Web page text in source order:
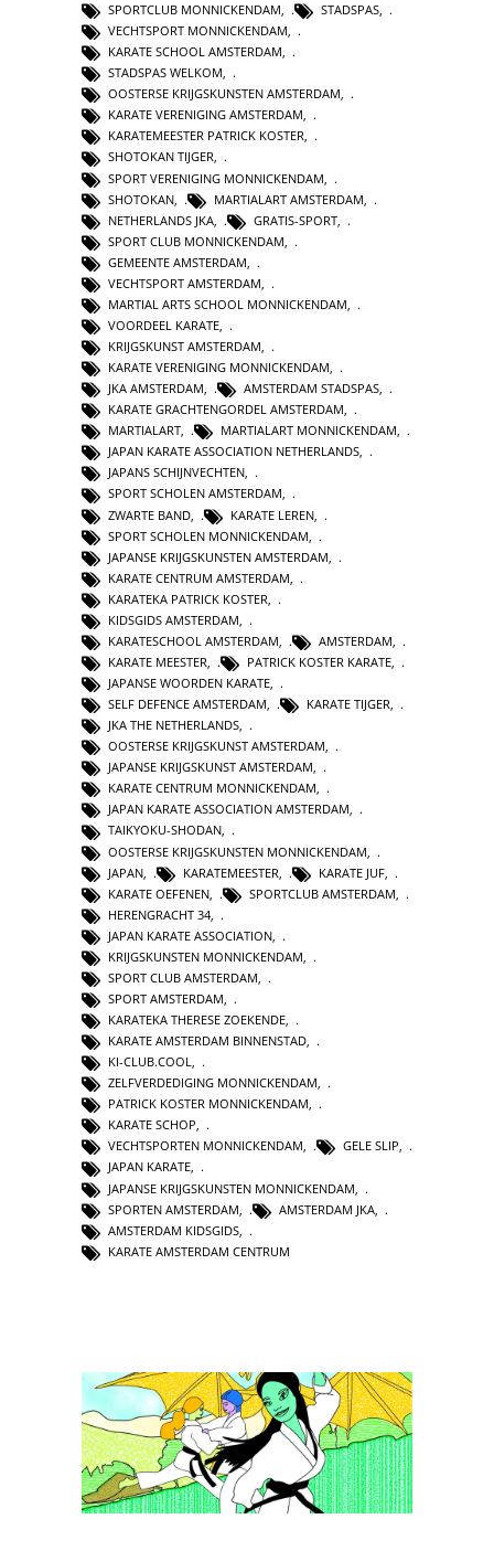
SPORTCLUB MONNICKENDAM, STADSPAS,
VECHTSPORT MONNICKENDAM,
KARATE SCHOOL AMSTERDAM,
STADSPAS WELKOM,
OOSTERSE KRIJGSKUNSTEN AMSTERDAM,
KARATE VERENIGING AMSTERDAM,
KARATEMEESTER PATRICK KOSTER,
SHOTOKAN TIJGER,
SPORT VERENIGING MONNICKENDAM
SHOTOKAN
MARTIALART AMSTERDAM
NETHERLANDS JKA
GRATIS-SPORT
SPORT CLUB MONNICKENDAM
GEMEENTE AMSTERDAM
VECHTSPORT AMSTERDAM
MARTIAL ARTS SCHOOL MONNICKENDAM
VOORDEEL KARATE
KRIJGSKUNST AMSTERDAM,
KARATE VERENIGING MONNICKENDAM,
JKA AMSTERDAM, AMSTERDAM STADSPAS,
KARATE GRACHTENGORDEL AMSTERDAM,
MARTIALART, MARTIALART MONNICKENDAM,
JAPAN KARATE ASSOCIATION NETHERLANDS,
JAPANS SCHIJNVECHTEN,
SPORT SCHOLEN AMSTERDAM,
ZWARTE BAND
KARATE LEREN
SPORT SCHOLEN MONNICKENDAM
JAPANSE KRIJGSKUNSTEN AMSTERDAM
KARATE CENTRUM AMSTERDAM
KARATEKA PATRICK KOSTER
KIDSGIDS AMSTERDAM
KARATESCHOOL AMSTERDAM
AMSTERDAM
KARATE MEESTER
PATRICK KOSTER KARATE
JAPANSE WOORDEN KARATE,
SELF DEFENCE AMSTERDAM, KARATE TIJGER,
JKA THE NETHERLANDS,
OOSTERSE KRIJGSKUNST AMSTERDAM,
JAPANSE KRIJGSKUNST AMSTERDAM,
KARATE CENTRUM MONNICKENDAM,
JAPAN KARATE ASSOCIATION AMSTERDAM,
TAIKYOKU-SHODAN,
OOSTERSE KRIJGSKUNSTEN MONNICKENDAM
JAPAN
KARATEMEESTER KARATE JUF
KARATE OEFENEN
SPORTCLUB AMSTERDAM
HERENGRACHT 34
JAPAN KARATE ASSOCIATION
KRIJGSKUNSTEN MONNICKENDAM
SPORT CLUB AMSTERDAM
SPORT AMSTERDAM
KARATEKA THERESE ZOEKENDE,
KARATE AMSTERDAM BINNENSTAD,
KI-CLUB.COOL,
ZELFVERDEDIGING MONNICKENDAM,
PATRICK KOSTER MONNICKENDAM,
KARATE SCHOP,
VECHTSPORTEN MONNICKENDAM, GELE SLIP,
JAPAN KARATE,
JAPANSE KRIJGSKUNSTEN MONNICKENDAM
SPORTEN AMSTERDAM
AMSTERDAM JKA
AMSTERDAM KIDSGIDS
KARATE AMSTERDAM CENTRUM